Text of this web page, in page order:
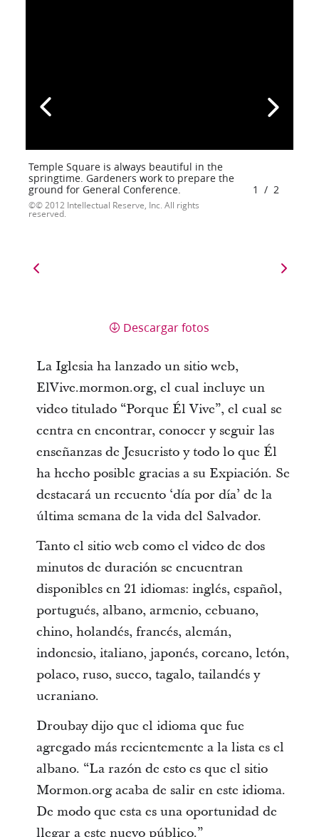
Temple Square is always beautiful in the
springtime. Gardeners work to prepare the
ground for General Conference.
© 2012 Intellectual Reserve, Inc. All rights
reserved.
1 / 2
Descargar fotos
La Iglesia ha lanzado un sitio web,
ElVive.mormon.org, el cual incluye un
video titulado “Porque Él Vive”, el cual se
centra en encontrar, conocer y seguir las
enseñanzas de Jesucristo y todo lo que Él
ha hecho posible gracias a su Expiación. Se
destacará un recuento ‘día por día’ de la
última semana de la vida del Salvador.
Tanto el sitio web como el video de dos
minutos de duración se encuentran
disponibles en 21 idiomas: inglés, español,
portugués, albano, armenio, cebuano,
chino, holandés, francés, alemán,
indonesio, italiano, japonés, coreano, letón,
polaco, ruso, sueco, tagalo, tailandés y
ucraniano.
Droubay dijo que el idioma que fue
agregado más recientemente a la lista es el
albano. “La razón de esto es que el sitio
Mormon.org acaba de salir en este idioma.
De modo que esta es una oportunidad de
llegar a este nuevo público.”